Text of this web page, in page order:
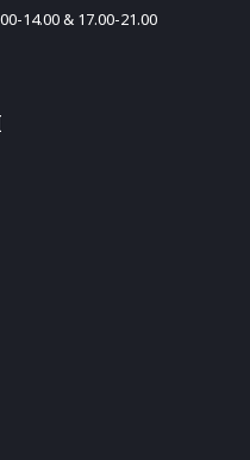
14.00 & 17.00-21.00